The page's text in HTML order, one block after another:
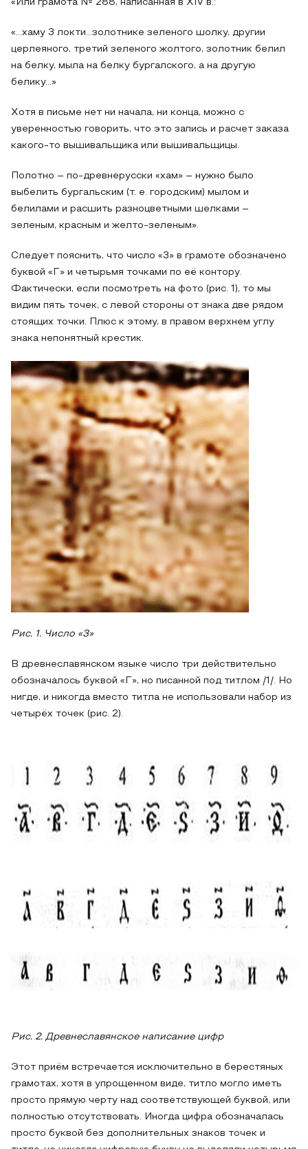
«Или грамота № 288, написанная в XIV в.:
«…хаму 3 локти…золотнике зеленого шолку, другии
церлеяного, третий зеленого жолтого, золотник белил
на белку, мыла на белку бургалского, а на другую
белику…»
Хотя в письме нет ни начала, ни конца, можно с
уверенностью говорить, что это запись и расчет заказа
какого-то вышивальщика или вышивальщицы.
Полотно – по-древнерусски «хам» – нужно было
выбелить бургальским (т. е. городским) мылом и
белилами и расшить разноцветными шелками –
зеленым, красным и желто-зеленым».
Следует пояснить, что число «3» в грамоте обозначено
буквой «Г» и четырьмя точками по её контору.
Фактически, если посмотреть на фото (рис. 1), то мы
видим пять точек, с левой стороны от знака две рядом
стоящих точки. Плюс к этому, в правом верхнем углу
знака непонятный крестик.
Рис. 1. Число «3»
В древнеславянском языке число три действительно
обозначалось буквой «Г», но писанной под титлом /1/. Но
нигде, и никогда вместо титла не использовали набор из
четырёх точек (рис. 2).
Рис. 2. Древнеславянское написание цифр
Этот приём встречается исключительно в берестяных
грамотах, хотя в упрощенном виде, титло могло иметь
просто прямую черту над соответствующей буквой, или
полностью отсутствовать. Иногда цифра обозначалась
просто буквой без дополнительных знаков точек и